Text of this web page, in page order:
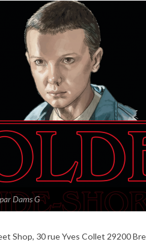
par Dams G
Shop, 30 rue Yves Collet 29200